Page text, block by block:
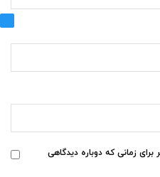
زمانی که دوباره دیدگاهی